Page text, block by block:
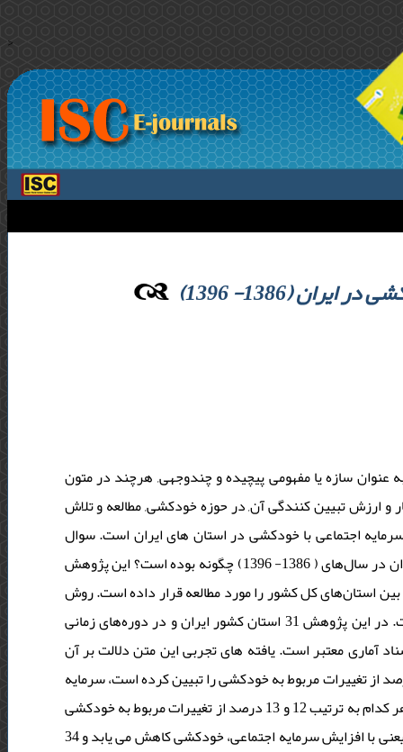
>
(1386- 1396)
عنوان سازه یا مفهومی پیچیده و چندوجهی, هرچند در متون
و ارزش تبیین کنندگی آن, در حوزه خودکشی, مطالعه و تلاش
اجتماعی با خودکشی در استان های ایران است. سوال
پژوهش حاضر این است: رابطه سرمایه اجتماعی با خودکشی در استان‌های ایران در سال‌های ( 1386- 1396) چگونه بوده است؟ این پژوهش
بین استان‌های کل کشور را مورد مطالعه قرار داده است. روش
پژوهش حاضر کمی و با از استفاده از تکنیک تحلیل ثانویه استفاده شده است. در این پژوهش 31 استان کشور ایران و در دوره‌های زمانی
اسناد آماری معتبر است. یافته های تجربی این متن دلالت بر آن
اجتماعی خرد با خودکشی رابطه معکوس و معنی‌داری دارد و 8 درصد از تغییرات مربوط به خودکشی را تبیین کرده است، سرمایه
اجتماعی میانه و کلان با خودکشی نیز رابطه معکوس و معنی‌داری داشته‌اند و هر کدام به ترتیب 12 و 13 درصد از تغییرات مربوط به خودکشی
را تبیین کرده‌اند. همچنین سرمایه اجتماعی کل رابطه منفی با خودکشی دارد یعنی با افزایش سرمایه اجتماعی، خودکشی کاهش می یابد و 34